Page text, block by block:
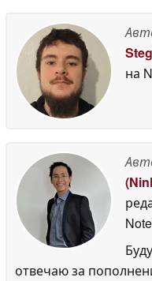
на
отвечаю за